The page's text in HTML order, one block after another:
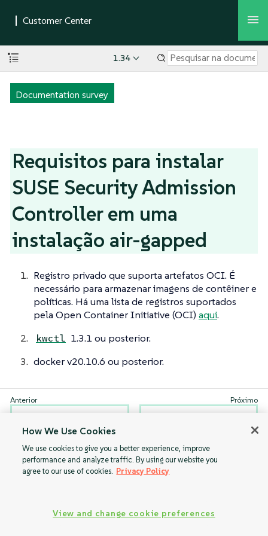
1.34
Documentation survey
Requisitos para instalar
SUSE Security Admission
Controller em uma
instalação air-gapped
Registro privado que suporta artefatos OCI. É
necessário para armazenar imagens de contêiner e
políticas. Há uma lista de registros suportados
pela Open Container Initiative (OCI) aqui.
kwctl 1.3.1 ou posterior.
docker v20.10.6 ou posterior.
com K3s
How We Use Cookies
We use cookies to give you a better experience, improve
performance and analyze traffic. By using our website you
agree to our use of cookies. Privacy Policy
View and change cookie preferences